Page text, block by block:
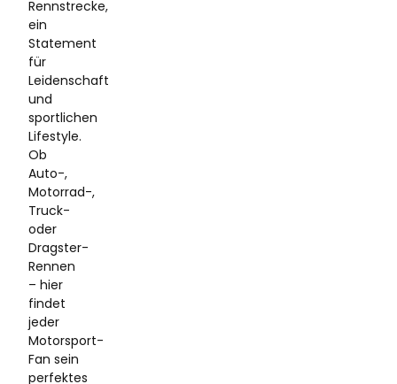
Rennstrecke,
ein
Statement
für
Leidenschaft
und
sportlichen
Lifestyle.
Ob
Auto-,
Motorrad-,
Truck-
oder
Dragster-
Rennen
– hier
findet
jeder
Motorsport-
Fan sein
perfektes